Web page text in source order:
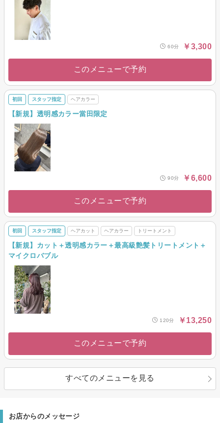
60分 ￥3,300
このメニューで予約
初回 スタッフ指定 ヘアカラー
【新規】透明感カラー當田限定
90分 ￥6,600
このメニューで予約
初回 スタッフ指定 ヘアカット ヘアカラー トリートメント
【新規】カット＋透明感カラー＋最高級艶髪トリートメント＋
マイクロバブル
120分 ￥13,250
このメニューで予約
すべてのメニューを見る
お店からのメッセージ